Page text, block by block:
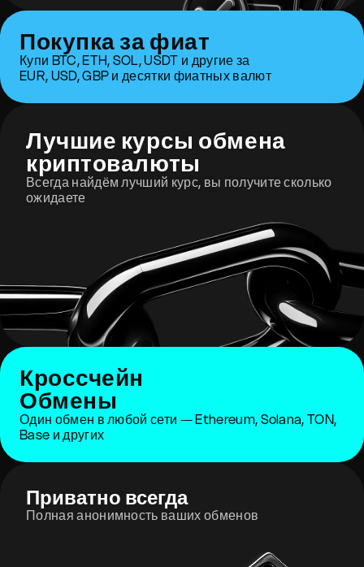
Лучшие курсы обмена
криптовалюты
Всегда найдём лучший курс, вы получите сколько
ожидаете
Покупка за фиат
Купи BTC, ETH, SOL, USDT и другие за
EUR, USD, GBP и десятки фиатных валют
Кроссчейн
Обмены
Один обмен в любой сети — Ethereum, Solana, TON,
Base и других
Приватно всегда
Полная анонимность ваших обменов